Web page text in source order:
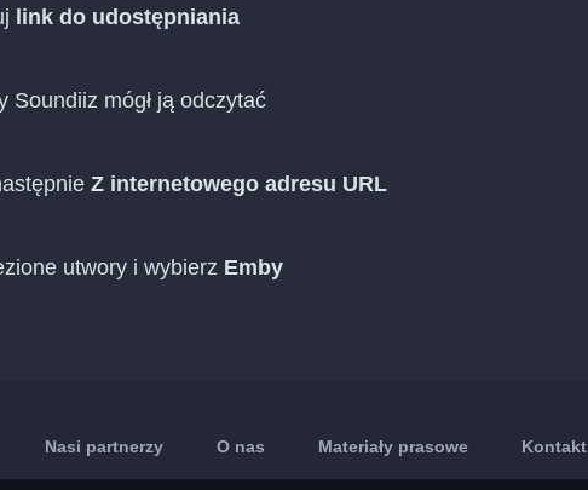
link do udostępniania
Soundiiz mógł ją odczytać
Z internetowego adresu URL
utwory i wybierz Emby
Nasi partnerzy O nas Materiały prasowe Kontakt